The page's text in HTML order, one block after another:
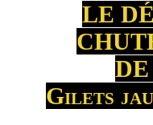
LE
Gilets